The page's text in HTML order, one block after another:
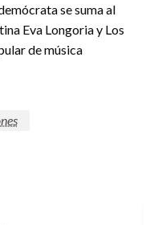
se suma al
Eva Longoria y Los
de música